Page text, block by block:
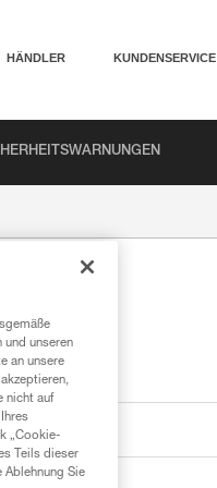
HÄNDLER KUNDENSERVICE
und unseren
an unsere
nicht auf
„Cookie-
Teils dieser
Ablehnung Sie